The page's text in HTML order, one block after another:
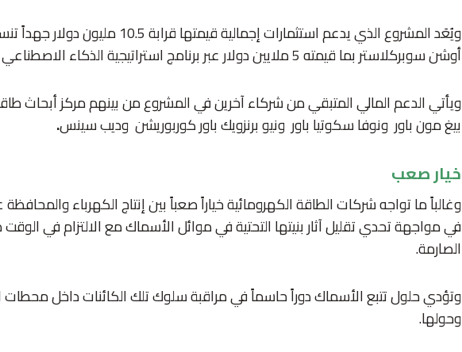
ويُعَد المشروع الذي يدعم استثمارات إجمالية قيمتها
أوشن سوبركلاستر بما قيمته 5 ملايين دولار عبر برنامج استراتيجية الذكاء الاصطناعي لعموم كندا.
ويأتي الدعم المالي المتبقي من شركاء آخرين في المشروع من بينهم مركز أبحاث
بيغ مون باور ونوفا سكوتيا باور ونيو برنزويك باور كوربوريشن وديب سينس.
خيار صعب
وغالباً ما تواجه شركات الطاقة الكهرومائية خياراً صعباً بين إنتاج الكهرباء والمحافظة
في مواجهة تحدي تقليل آثار بنيتها التحتية في موائل الأسماك مع الالتزام في الوقت
الصارمة.
وتؤدي حلول تتبع الأسماك دوراً حاسماً في مراقبة سلوك تلك الكائنات داخل محطات
وحولها.